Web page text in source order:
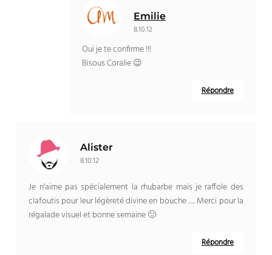
Emilie
8.10.12
Oui je te confirme !!!
Bisous Coralie 😉
Répondre
Alister
8.10.12
Je n’aime pas spécialement la rhubarbe mais je raffole des
clafoutis pour leur légèreté divine en bouche …. Merci pour la
régalade visuel et bonne semaine 🙂
Répondre